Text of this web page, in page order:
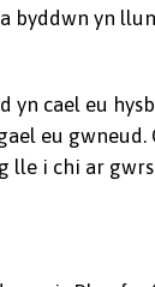
byddwn yn
yn cael eu
eu
lle i chi ar